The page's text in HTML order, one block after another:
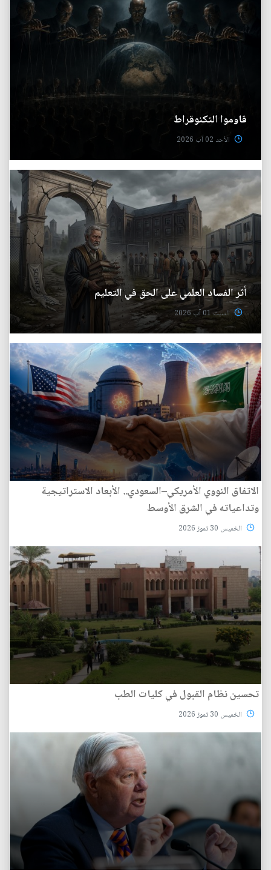
قاوموا التكنوقراط
الأحد 02 آب 2026
أثر الفساد العلمي على الحق في التعليم
السبت 01 آب 2026
الاتفاق النووي الأمريكي–السعودي.. الأبعاد الاستراتيجية
وتداعياته في الشرق الأوسط
الخميس 30 تموز 2026
تحسين نظام القبول في كليات الطب
الخميس 30 تموز 2026